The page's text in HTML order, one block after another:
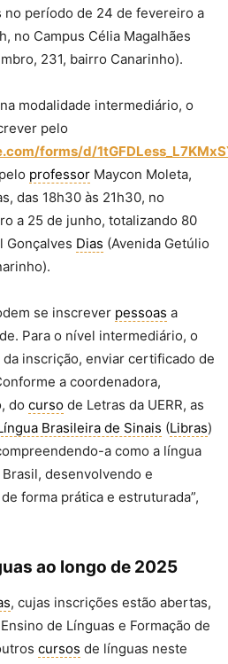
no período de 24 de fevereiro a
no Campus Célia Magalhães
231, bairro Canarinho).
modalidade intermediário, o
pelo
forms/d/
professor Maycon Moleta,
das 18h30 às 21h30, no
a 25 de junho, totalizando 80
Gonçalves Dias (Avenida Getúlio
se inscrever pessoas a
Para o nível intermediário, o
inscrição, enviar certificado de
a coordenadora,
do curso de Letras da UERR, as
Brasileira de Sinais (Libras)
a como a língua
desenvolvendo e
forma prática e estruturada”,
ao longo de 2025
, cujas inscrições estão abertas,
de Línguas e Formação de
cursos de línguas neste